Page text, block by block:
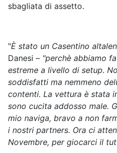
sbagliata di assetto.
"È stato un Casentino
Danesi – "perchè abbiamo
estreme a livello di setup.
soddisfatti ma nemmeno
contenti. La vettura è stata
sono cucita addosso male.
mio naviga, bravo a non
i nostri partners. Ora ci
Novembre, per giocarci il